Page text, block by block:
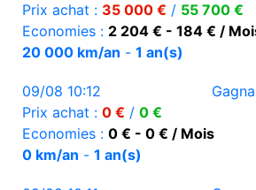
Prix achat : 35 000 € / 55 700 €
Economies : 2 204 € - 184 € /
20 000 km/an - 1 an(s)
09/08 10:12
Prix achat : 0 € / 0 €
Economies : 0 € - 0 € / Mois
0 km/an - 1 an(s)